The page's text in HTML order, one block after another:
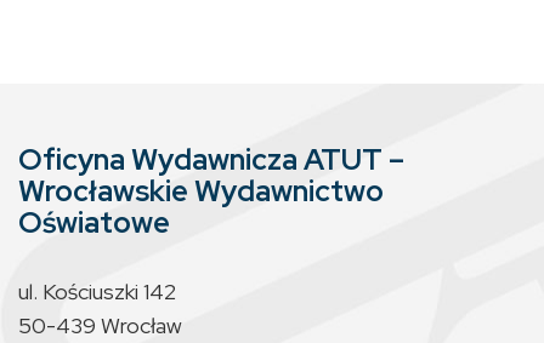
Oficyna Wydawnicza ATUT –
Wrocławskie Wydawnictwo
Oświatowe
ul. Kościuszki 142
50-439 Wrocław